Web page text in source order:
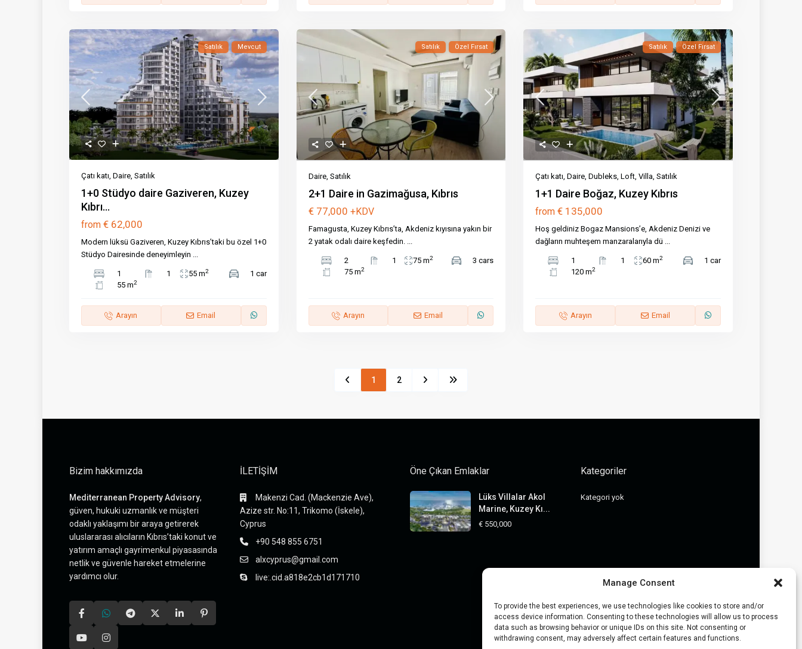
Manage Consent
To provide the best experiences, we use technologies like cookies to store and/or
access device information. Consenting to these technologies will allow us to process
data such as browsing behavior or unique IDs on this site. Not consenting or
withdrawing consent, may adversely affect certain features and functions.
Satılık Mevcut
Çatı katı, Daire, Satılık
1+0 Stüdyo daire Gaziveren, Kuzey
Kıbrı...
from € 62,000
Modern lüksü Gaziveren, Kuzey Kıbrıs’taki bu özel 1+0
Stüdyo Dairesinde deneyimleyin ...
1 1 55 m2
1 car
55 m2
Arayın Email
Satılık Özel Fırsat
Daire, Satılık
2+1 Daire in Gazimağusa, Kıbrıs
€ 77,000 +KDV
Famagusta, Kuzey Kıbrıs’ta, Akdeniz kıyısına yakın bir
2 yatak odalı daire keşfedin.
2 1 75 m2
3 cars
75 m2
Arayın Email
Satılık Özel Fırsat
Çatı katı ,Daire ,Dubleks ,Loft ,Villa ,Satılık
1+1 Daire Boğaz, Kuzey Kıbrıs
from € 135,000
Hoş geldiniz Bogaz Mansions’e, Akdeniz Denizi ve
dağların muhteşem manzaralarıyla dü
1 1 60 m2
1 car
120 m2
Arayın Email
1 2
Bizim hakkımızda
Mediterranean Property Advisory,
güven, hukuki uzmanlık ve müşteri
odaklı yaklaşımı bir araya getirerek
uluslararası alıcıların Kıbrıs’taki konut ve
yatırım amaçlı gayrimenkul piyasasında
netlik ve güvenle hareket etmelerine
yardımcı olur.
İLETİŞİM
Makenzi Cad. (Mackenzie Ave),
Azize str. No:11, Trikomo (İskele),
Cyprus
+90 548 855 6751
alxcyprus@gmail.com
live:.cid.a818e2cb1d171710
Öne Çıkan Emlaklar
Lüks Villalar Akol
Marine, Kuzey Kı...
€ 550,000
Kategoriler
Kategori yok